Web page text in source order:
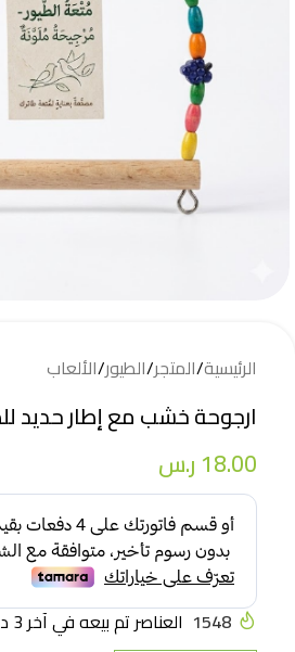
الرئيسية/المتجر/الطيور/الألعاب
ارجوحة خشب مع إطار حديد
18.00 ر.س
1548 العناصر تم بيعه في آخر 3 دقائق